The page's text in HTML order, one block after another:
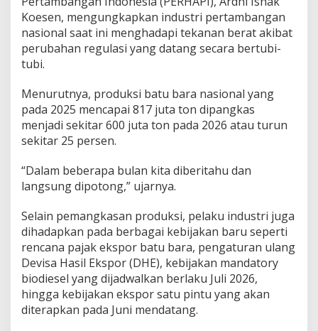
Koesen, mengungkapkan industri pertambangan
nasional saat ini menghadapi tekanan berat akibat
perubahan regulasi yang datang secara bertubi-
tubi.
Menurutnya, produksi batu bara nasional yang
pada 2025 mencapai 817 juta ton dipangkas
menjadi sekitar 600 juta ton pada 2026 atau turun
sekitar 25 persen.
“Dalam beberapa bulan kita diberitahu dan
langsung dipotong,” ujarnya.
Selain pemangkasan produksi, pelaku industri juga
dihadapkan pada berbagai kebijakan baru seperti
rencana pajak ekspor batu bara, pengaturan ulang
Devisa Hasil Ekspor (DHE), kebijakan mandatory
biodiesel yang dijadwalkan berlaku Juli 2026,
hingga kebijakan ekspor satu pintu yang akan
diterapkan pada Juni mendatang.